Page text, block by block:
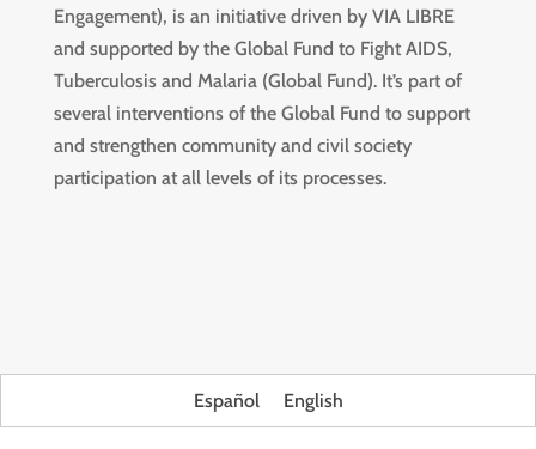
Engagement), is an initiative driven by VIA LIBRE
and supported by the Global Fund to Fight AIDS,
Tuberculosis and Malaria (Global Fund). It’s part of
several interventions of the Global Fund to support
and strengthen community and civil society
participation at all levels of its processes.
Español English